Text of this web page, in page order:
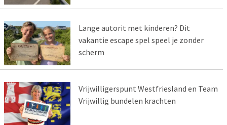
Lange autorit met kinderen? Dit
vakantie escape spel speel je zonder
scherm
Vrijwilligerspunt Westfriesland en Team
Vrijwillig bundelen krachten